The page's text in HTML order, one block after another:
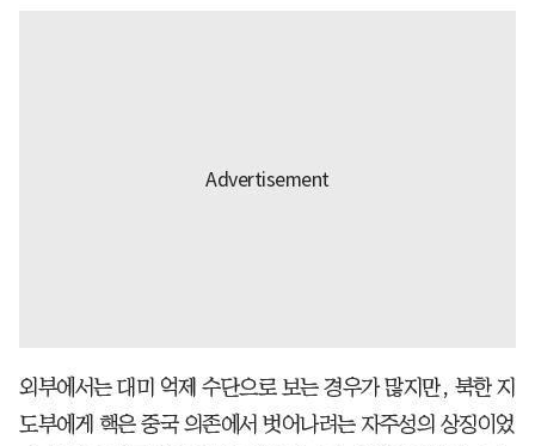
외부에서는 대미 억제 수단으로 보는 경우가 많지만, 북한 지
도부에게 핵은 중국 의존에서 벗어나려는 자주성의 상징이었